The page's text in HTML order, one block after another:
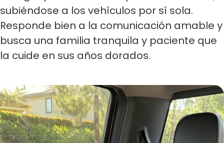
subiéndose a los vehículos por sí sola.
Responde bien a la comunicación amable y
busca una familia tranquila y paciente que
la cuide en sus años dorados.